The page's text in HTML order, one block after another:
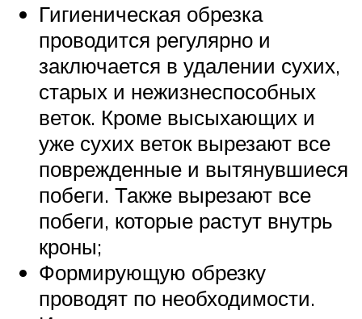
Гигиеническая обрезка
проводится регулярно и
заключается в удалении сухих,
старых и нежизнеспособных
веток. Кроме высыхающих и
уже сухих веток вырезают все
поврежденные и вытянувшиеся
побеги. Также вырезают все
побеги, которые растут внутрь
кроны;
Формирующую обрезку
проводят по необходимости.